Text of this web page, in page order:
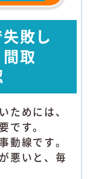
敗し
取
ためには、
です。
動線です。
悪いと、毎